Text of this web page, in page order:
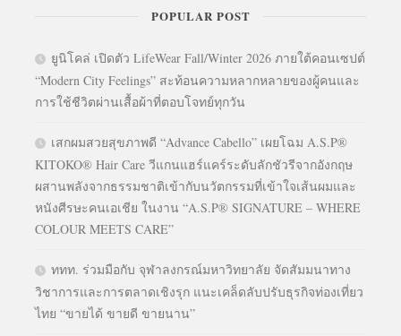
POPULAR POST
ยูนิโคล่ เปิดตัว LifeWear Fall/Winter 2026 ภายใต้คอนเซปต์
“Modern City Feelings” สะท้อนความหลากหลายของผู้คนและ
การใช้ชีวิตผ่านเสื้อผ้าที่ตอบโจทย์ทุกวัน
เสกผมสวยสุขภาพดี “Advance Cabello” เผยโฉม A.S.P®
KITOKO® Hair Care วีแกนแฮร์แคร์ระดับลักชัวรีจากอังกฤษ
ผสานพลังจากธรรมชาติเข้ากับนวัตกรรมที่เข้าใจเส้นผมและ
หนังศีรษะคนเอเชีย ในงาน “A.S.P® SIGNATURE – WHERE
COLOUR MEETS CARE”
ททท. ร่วมมือกับ จุฬาลงกรณ์มหาวิทยาลัย จัดสัมมนาทาง
วิชาการและการตลาดเชิงรุก แนะเคล็ดลับปรับธุรกิจท่องเที่ยว
ไทย “ขายได้ ขายดี ขายนาน”